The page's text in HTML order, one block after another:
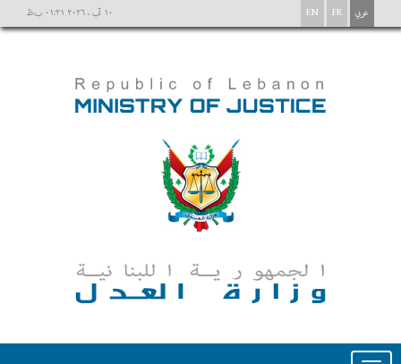
١٠ آب ، ٢٠٢٦ ٠١:٢١ ب.ظ EN FR عربي